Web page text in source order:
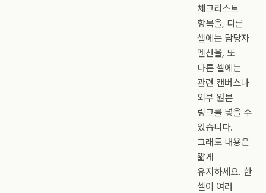
체크리스트
항목을, 다른
셀에는 담당자
멘션을, 또
다른 셀에는
관련 캔버스나
외부 원본
링크를 넣을 수
있습니다.
그래도 내용은
짧게
유지하세요. 한
셀이 여러